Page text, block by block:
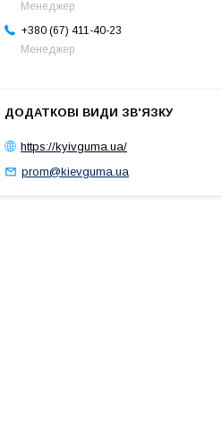
Менеджер
+380 (67) 411-40-23
Менеджер
https://kyivguma.ua/
prom@kievguma.ua